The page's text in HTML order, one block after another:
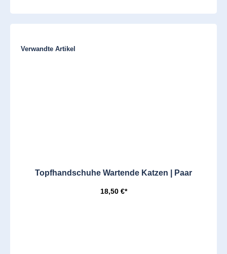
Produktgalerie überspringen
Verwandte Artikel
Topfhandschuhe Wartende Katzen | Paar
18,50 €*